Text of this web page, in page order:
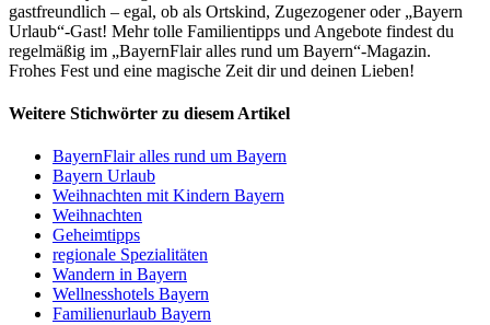
gastfreundlich – egal, ob als Ortskind, Zugezogener oder „Bayern
Urlaub“-Gast! Mehr tolle Familientipps und Angebote findest du
regelmäßig im „BayernFlair alles rund um Bayern“-Magazin.
Frohes Fest und eine magische Zeit dir und deinen Lieben!
Weitere Stichwörter zu diesem Artikel
BayernFlair alles rund um Bayern
Bayern Urlaub
Weihnachten mit Kindern Bayern
Weihnachten
Geheimtipps
regionale Spezialitäten
Wandern in Bayern
Wellnesshotels Bayern
Familienurlaub Bayern